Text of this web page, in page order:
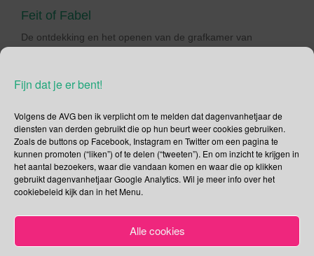
Fijn dat je er bent!
Volgens de AVG ben ik verplicht om te melden dat dagenvanhetjaar de
diensten van derden gebruikt die op hun beurt weer cookies gebruiken.
Zoals de buttons op Facebook, Instagram en Twitter om een pagina te
kunnen promoten (“liken”) of te delen (“tweeten”). En om inzicht te krijgen in
het aantal bezoekers, waar die vandaan komen en waar die op klikken
gebruikt dagenvanhetjaar Google Analytics. Wil je meer info over het
cookiebeleid kijk dan in het Menu.
Alle cookies
Feit of Fabel
De ontdekking en het openen van de grafkamer van
afstand te houden en tevreden te stellen vertelde Carter het
de pers. Het was niet geheel uit zijn grote duim gezogen. Hij
gebruikte het volksgeloof die verhaalde over de vloek van de
farao die gebaseerd was op inscripties die in graven van
koningen uit het Oude Rijk waren aangetroffen. Zelf geloofde
hij er helemaal niks van. Later kreeg hij gelijk, want de
inscripties bleken helemaal niet aanwezig te zijn.
Sherlock Holmes